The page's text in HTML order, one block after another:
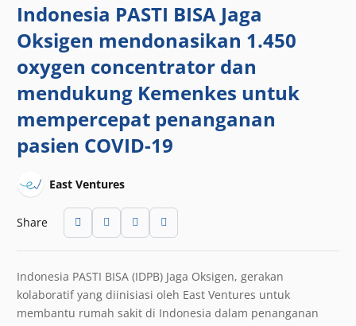
Indonesia PASTI BISA Jaga
Oksigen mendonasikan 1.450
oxygen concentrator dan
mendukung Kemenkes untuk
mempercepat penanganan
pasien COVID-19
East Ventures
Share
Indonesia PASTI BISA (IDPB) Jaga Oksigen, gerakan
kolaboratif yang diinisiasi oleh East Ventures untuk
membantu rumah sakit di Indonesia dalam penanganan